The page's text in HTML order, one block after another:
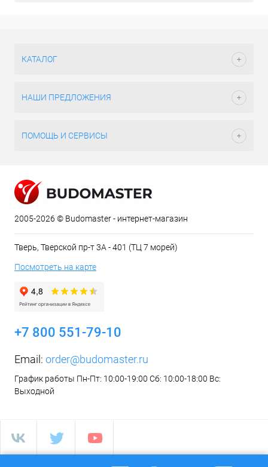
КАТАЛОГ
НАШИ ПРЕДЛОЖЕНИЯ
ПОМОЩЬ И СЕРВИСЫ
2005-2026 © Budomaster - интернет-магазин
Тверь, Тверской пр-т 3А - 401 (ТЦ 7 морей)
Посмотреть на карте
+7 800 551-79-10
Email: order@budomaster.ru
График работы Пн-Пт: 10:00-19:00 Сб: 10:00-18:00 Вс:
Выходной